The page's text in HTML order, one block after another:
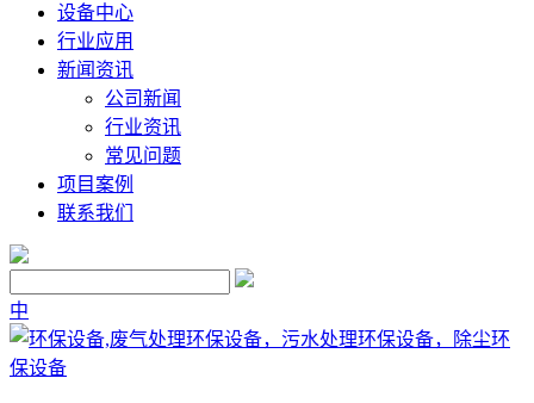
设备中心
行业应用
新闻资讯
公司新闻
行业资讯
常见问题
项目案例
联系我们
中